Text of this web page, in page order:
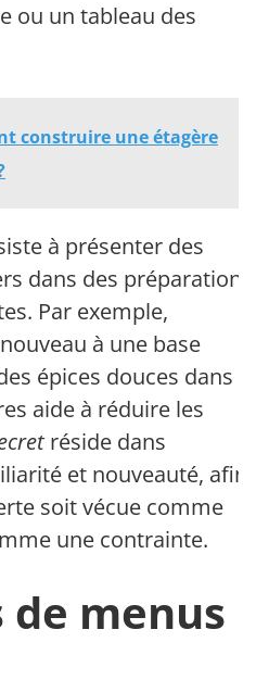
ou un tableau des
construire une étagère
à présenter des
dans des préparations
Par exemple,
à une base
épices douces dans
aide à réduire les
réside dans
et nouveauté, afin
soit vécue comme
une contrainte.
de menus